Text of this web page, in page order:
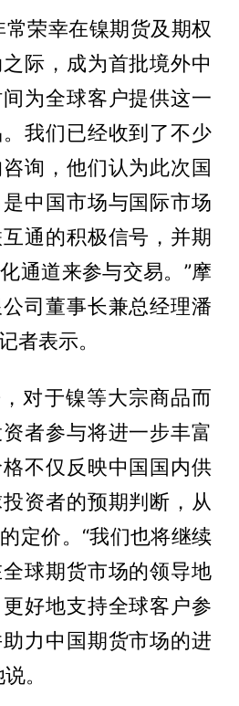
常荣幸在镍期货及期权
际，成为首批境外中
为全球客户提供这一
我们已经收到了不少
询，他们认为此次国
中国市场与国际市场
通的积极信号，并期
通道来参与交易。”摩
司董事长兼总经理潘
者表示。
对于镍等大宗商品而
者参与将进一步丰富
不仅反映中国国内供
资者的预期判断，从
定价。“我们也将继续
球期货市场的领导地
好地支持全球客户参
力中国期货市场的进
。